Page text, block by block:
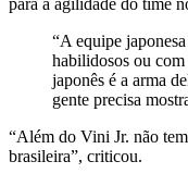
“A equipe
habilidosos ou
japonês é a arma
gente precisa
“Além do Vini Jr. não
brasileira”, criticou.